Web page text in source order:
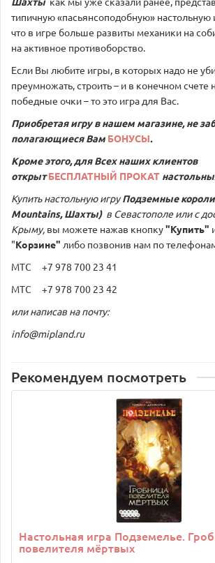
типичную «пасьянсоподобную» настольную
что в игре больше развиты механики на
на активное противоборство.
Если Вы любите игры, в которых надо не
преумножать, строить – и в конечном счете
победные очки – то это игра для Вас.
Приобретая игру в нашем магазине, не
полагающиеся Вам БОНУСЫ.
Кроме этого, для Всех наших клиентов
открыт БЕСПЛАТНЫЙ ПРОКАТ
Купить настольную игру Подземные
Mountains, Шахты) в Севастополе или с
Крыму, вы можете нажав кнопку"Купить"
"Корзине" либо позвонив нам по
МТС +7 978 700 23 41
МТС +7 978 700 23 42
или написав на почту:
info@mipland.ru
Рекомендуем посмотреть
Настольная игра Подземелье.
повелителя мёртвых